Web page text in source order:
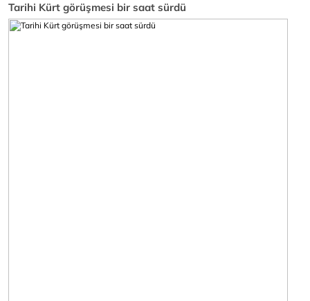
Tarihi Kürt görüşmesi bir saat sürdü